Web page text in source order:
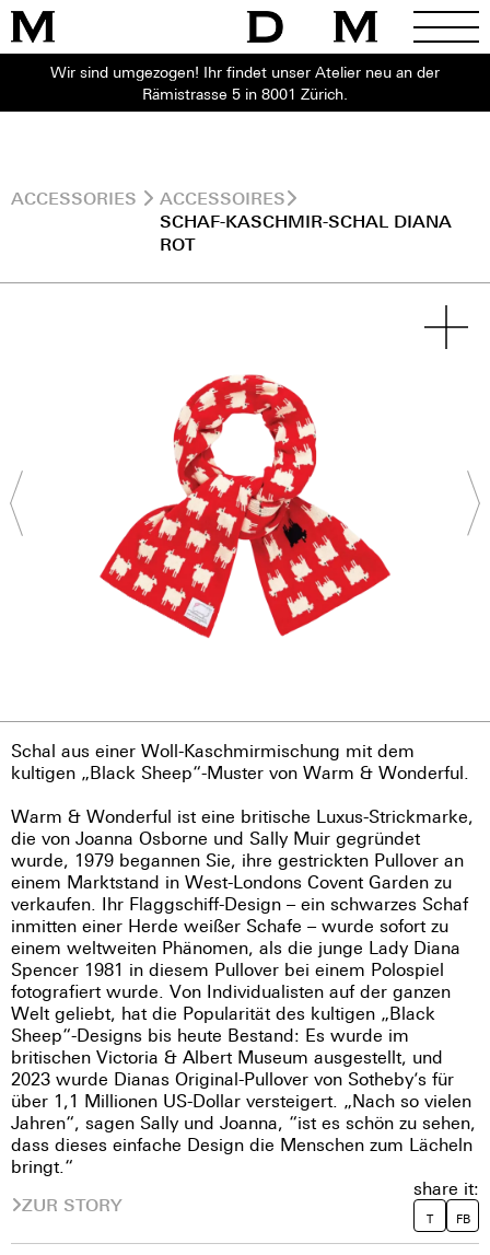
Wir sind umgezogen! Ihr findet unser Atelier neu an der
Rämistrasse 5 in 8001 Zürich.
ACCESSORIES
ACCESSOIRES
SCHAF-KASCHMIR-SCHAL DIANA
ROT
Schal aus einer Woll-Kaschmirmischung mit dem
kultigen „Black Sheep“-Muster von Warm & Wonderful.
Warm & Wonderful ist eine britische Luxus-Strickmarke,
die von Joanna Osborne und Sally Muir gegründet
wurde, 1979 begannen Sie, ihre gestrickten Pullover an
einem Marktstand in West-Londons Covent Garden zu
verkaufen. Ihr Flaggschiff-Design – ein schwarzes Schaf
inmitten einer Herde weißer Schafe – wurde sofort zu
einem weltweiten Phänomen, als die junge Lady Diana
Spencer 1981 in diesem Pullover bei einem Polospiel
fotografiert wurde. Von Individualisten auf der ganzen
Welt geliebt, hat die Popularität des kultigen „Black
Sheep“-Designs bis heute Bestand: Es wurde im
britischen Victoria & Albert Museum ausgestellt, und
2023 wurde Dianas Original-Pullover von Sotheby’s für
über 1,1 Millionen US-Dollar versteigert. „Nach so vielen
Jahren“, sagen Sally und Joanna, “ist es schön zu sehen,
dass dieses einfache Design die Menschen zum Lächeln
bringt.“
ZUR STORY
share it:
T FB